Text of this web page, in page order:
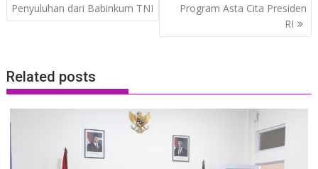
Penyuluhan dari Babinkum TNI
Program Asta Cita Presiden
RI
Related posts